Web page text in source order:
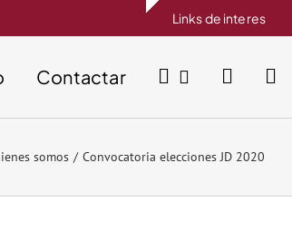
Links de interes
Contactar
somos Convocatoria elecciones JD 2020